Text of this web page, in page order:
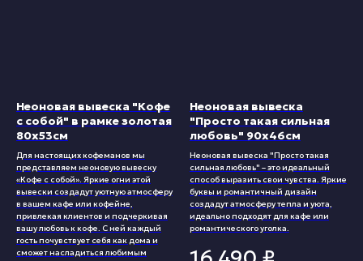
Неоновая вывеска "Кофе
с собой" в рамке золотая
80х53см
Для настоящих кофеманов мы
представляем неоновую вывеску
«Кофе с собой». Яркие огни этой
вывески создадут уютную атмосферу
в вашем кафе или кофейне,
привлекая клиентов и подчеркивая
вашу любовь к кофе. С ней каждый
гость почувствует себя как дома и
сможет насладиться любимым
Неоновая вывеска
"Просто такая сильная
любовь" 90х46см
Неоновая вывеска "Просто такая
сильная любовь" – это идеальный
способ выразить свои чувства. Яркие
буквы и романтичный дизайн
создадут атмосферу тепла и уюта,
идеально подходят для кафе или
романтического уголка.